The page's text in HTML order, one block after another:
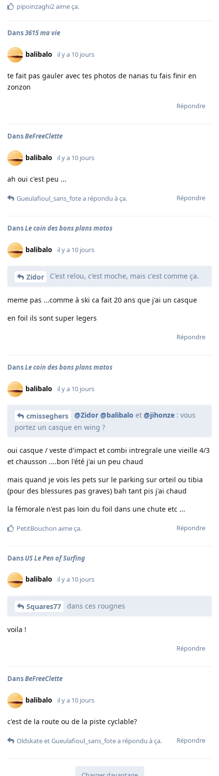
pipoinzaghi2aime ça.
Dans3615 ma vie
balibalo il y a 10 jours
te fait pas gauler avec tes photos de nanas tu fais finir en
zonzon
Répondre
DansBeFreeClette
balibalo il y a 10 jours
ah oui c'est peu ...
Répondre
Gueulafioul_sans_fotea répondu à ça.
DansLe coin des bons plans matos
balibalo il y a 10 jours
Zidor C'est relou, c'est moche, mais c'est comme ça.
meme pas ...comme à ski ca fait 20 ans que j'ai un casque
en foil ils sont super legers
Répondre
DansLe coin des bons plans matos
balibalo il y a 10 jours
cmisseghers @Zidor @balibalo et @jihonze : vous
portez un casque en wing ?
oui casque / veste d'impact et combi intregrale une vieille 4/3
et chausson ....bon l'été j'ai un peu chaud
mais quand je vois les pets sur le parking sur orteil ou tibia
(pour des blessures pas graves) bah tant pis j'ai chaud
la fémorale n'est pas loin du foil dans une chute etc ...
Répondre
PetitBouchon aime ça.
Dans US Le Pen of Surfing
balibalo il y a 10 jours
Squares77 dans ces rougnes
voila !
Répondre
DansBeFreeClette
balibalo il y a 10 jours
c'est de la route ou de la piste cyclable?
Répondre
OldskateetGueulafioul_sans_fotea répondu à ça.